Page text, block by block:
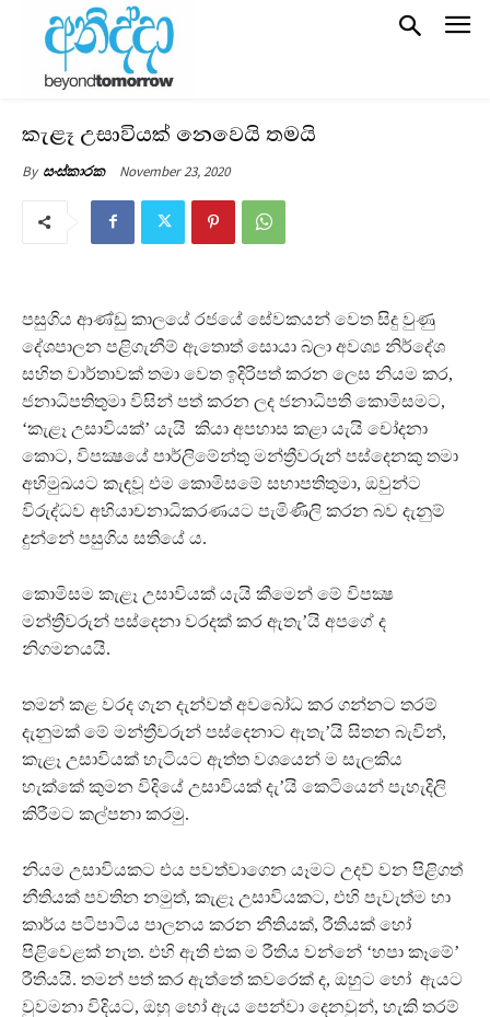
කැළෑ උසාවියක් නෙවෙයි තමයි
By සංස්කාරක November 23, 2020
පසුගිය ආණ්ඩු කාලයේ රජයේ සේවකයන් වෙත සිදු වුණු
දේශපාලන පළිගැනීම් ඇතොත් සොයා බලා අවශ්‍ය නිර්දේශ
සහිත වාර්තාවක් තමා වෙත ඉදිරිපත් කරන ලෙස නියම කර,
ජනාධිපතිතුමා විසින් පත් කරන ලද ජනාධිපති කොමිසමට,
‘කැළෑ උසාවියක්’ යැයි කියා අපහාස කළා යැයි චෝදනා
කොට, විපක්‍ෂයේ පාර්ලිමේන්තු මන්ත්‍රීවරුන් පස්දෙනකු තමා
අභිමුඛයට කැඳවූ එම කොමිසමේ සභාපතිතුමා, ඔවුන්ට
විරුද්ධව අභියාචනාධිකරණයට පැමිණිලි කරන බව දැනුම්
දුන්නේ පසුගිය සතියේ ය.
කොමිසම කැළෑ උසාවියක් යැයි කීමෙන් මේ විපක්‍ෂ
මන්ත්‍රීවරුන් පස්දෙනා වරදක් කර ඇතැ’යි අපගේ ද
නිගමනයයි.
තමන් කළ වරද ගැන දැන්වත් අවබෝධ කර ගන්නට තරම්
දැනුමක් මේ මන්ත්‍රීවරුන් පස්දෙනාට ඇතැ’යි සිතන බැවින්,
කැළෑ උසාවියක් හැටියට ඇත්ත වශයෙන් ම සැලකිය
හැක්කේ කුමන විදියේ උසාවියක් දැ’යි කෙටියෙන් පැහැදිලි
කිරීමට කල්පනා කරමු.
නියම උසාවියකට එය පවත්වාගෙන යෑමට උදව් වන පිළිගත්
නීතියක් පවතින නමුත්, කැළෑ උසාවියකට, එහි පැවැත්ම හා
කාර්ය පටිපාටිය පාලනය කරන නීතියක්, රීතියක් හෝ
පිළිවෙළක් නැත. එහි ඇති එක ම රීතිය වන්නේ ‘හපා කෑමේ’
රීතියයි. තමන් පත් කර ඇත්තේ කවරෙක් ද, ඔහුට හෝ ඇයට
වුවමනා විදියට, ඔහු හෝ ඇය පෙන්වා දෙනවුන්, හැකි තරම්